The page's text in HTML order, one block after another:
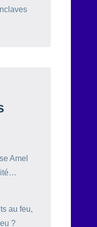
Amel
au feu,
?